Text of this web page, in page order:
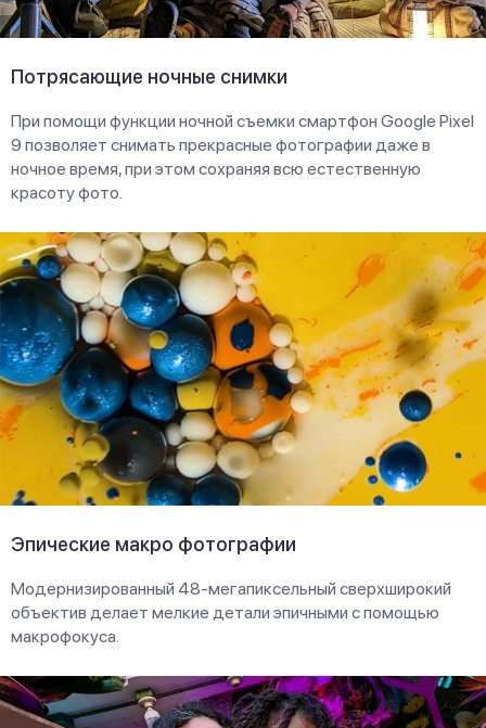
Потрясающие ночные снимки
При помощи функции ночной съемки смартфон Google Pixel
9 позволяет снимать прекрасные фотографии даже в
ночное время, при этом сохраняя всю естественную
красоту фото.
Эпические макро фотографии
Модернизированный 48-мегапиксельный сверхширокий
объектив делает мелкие детали эпичными с помощью
макрофокуса.